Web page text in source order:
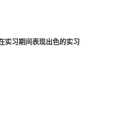
习期间表现出色的实习